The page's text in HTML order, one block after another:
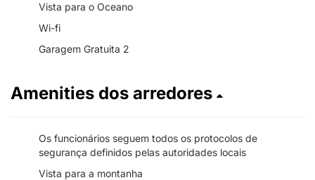
Vista para o Oceano
Wi-fi
Garagem Gratuita 2
Amenities dos arredores
Os funcionários seguem todos os protocolos de
segurança definidos pelas autoridades locais
Vista para a montanha